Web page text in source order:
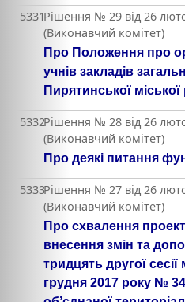
5331Рішення № 29 від 26
(Виконавчий комітет)
Про Положення про
учнів закладів
Пирятинської міської
5332Рішення № 28 від 26
(Виконавчий комітет)
Про деякі питання
5333Рішення № 27 від 26
(Виконавчий комітет)
Про схвалення
внесення змін та
тридцять другої сесії
грудня 2017 року №